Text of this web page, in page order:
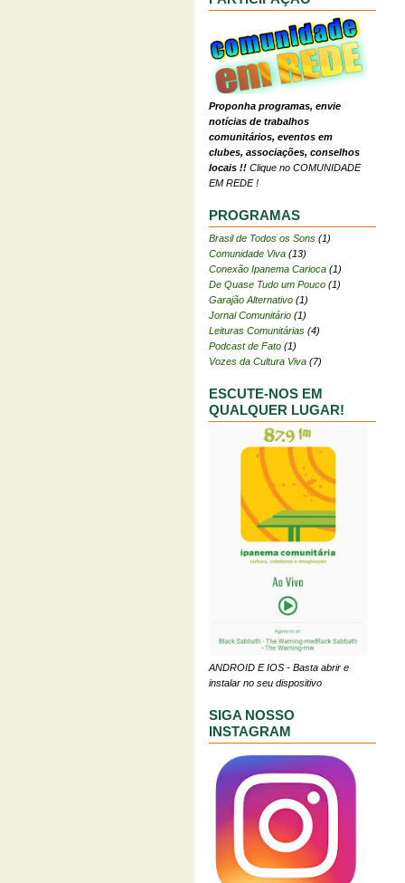
Proponha programas, envie
notícias de trabalhos
comunitários, eventos em
clubes, associações, conselhos
locais !! Clique no COMUNIDADE
EM REDE !
PROGRAMAS
Brasil de Todos os Sons (1)
Comunidade Viva (13)
Conexão Ipanema Carioca (1)
De Quase Tudo um Pouco (1)
Garajão Alternativo (1)
Jornal Comunitário (1)
Leituras Comunitárias (4)
Podcast de Fato (1)
Vozes da Cultura Viva (7)
ESCUTE-NOS EM
QUALQUER LUGAR!
ANDROID E IOS - Basta abrir e
instalar no seu dispositivo
SIGA NOSSO
INSTAGRAM